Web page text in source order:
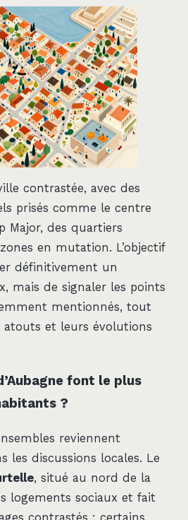
contrastée, avec des
prisés comme le centre
Major, des quartiers
en mutation. L’objectif
définitivement un
mais de signaler les points
mentionnés, tout
atouts et leurs évolutions
font le plus
?
reviennent
les discussions locales. Le
, situé au nord de la
logements sociaux et fait